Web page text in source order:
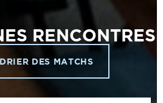
RENCONTRES
DES MATCHS